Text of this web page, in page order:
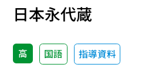
日本永代蔵
高 国語 指導資料